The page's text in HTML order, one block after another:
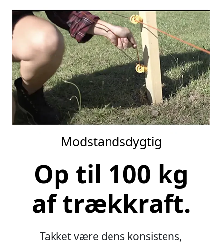
Modstandsdygtig
Op til 100 kg
af trækkraft.
Takket være dens konsistens,